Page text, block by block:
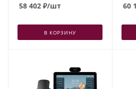
58 402 ₽/шт
В КОРЗИНУ
60